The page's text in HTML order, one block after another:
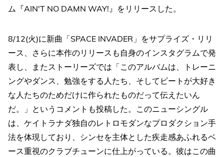
ム『AIN'T NO DAMN WAY!』をリリースした。
8/12(火)に新曲「SPACE INVADER」をサプライズ・リリ
ース、さらに本作のリリースも自身のインスタグラムで発
表し、またストーリーズでは「このアルバムは、トレーニ
ングやダンス、勉強をする人たち、そしてビートが大好き
な人たちのためだけに作られたものだって伝えたいん
だ。」というコメントも投稿した。このニューシングル
は、ケイトラナダ独自のレトロモダンなプロダクション手
法を体現しており、シンセを主体とした疾走感あふれるベ
ース重視のクラブチューンに仕上がっている。彼はこの曲